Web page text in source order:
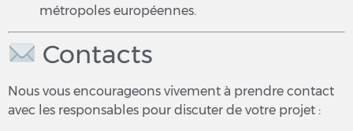
métropoles européennes.
Contacts
Nous vous encourageons vivement à prendre contact
avec les responsables pour discuter de votre projet :